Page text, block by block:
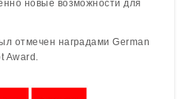
новые возможности для
отмечен наградами German
Award.